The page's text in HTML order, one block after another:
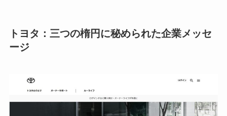
トヨタ：三つの楕円に秘められた企業メッセ
ージ